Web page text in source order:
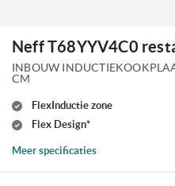
Neff T68YYV4C0
INBOUW
CM
FlexInductie zone
Flex Design*
Meer specificaties